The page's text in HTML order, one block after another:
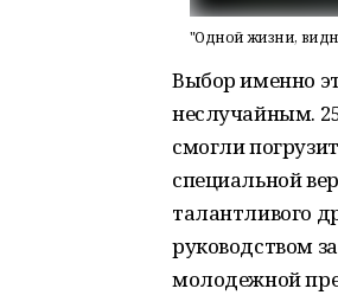
"Одной жизни,
Выбор именно
неслучайным.
смогли
специальной
талантливого
руководством
молодежной